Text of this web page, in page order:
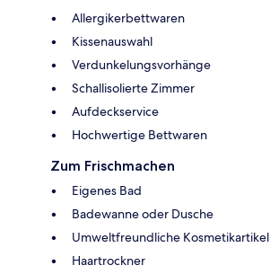
Allergikerbettwaren
Kissenauswahl
Verdunkelungsvorhänge
Schallisolierte Zimmer
Aufdeckservice
Hochwertige Bettwaren
Zum Frischmachen
Eigenes Bad
Badewanne oder Dusche
Umweltfreundliche Kosmetikartikel
Haartrockner